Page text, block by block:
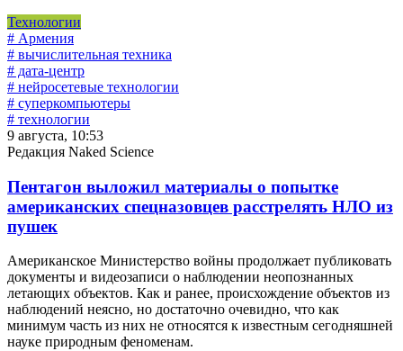
Технологии
# Армения
# вычислительная техника
# дата-центр
# нейросетевые технологии
# суперкомпьютеры
# технологии
9 августа, 10:53
Редакция Naked Science
Пентагон выложил материалы о попытке
американских спецназовцев расстрелять НЛО из
пушек
Американское Министерство войны продолжает публиковать
документы и видеозаписи о наблюдении неопознанных
летающих объектов. Как и ранее, происхождение объектов из
наблюдений неясно, но достаточно очевидно, что как
минимум часть из них не относятся к известным сегодняшней
науке природным феноменам.